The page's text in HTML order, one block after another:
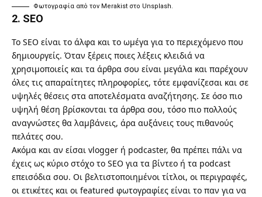
Φωτογραφία από τον Merakist στο Unsplash.
2. SEO
Το SEO είναι το άλφα και το ωμέγα για το περιεχόμενο που
δημιουργείς. Όταν ξέρεις ποιες λέξεις κλειδιά να
χρησιμοποιείς και τα άρθρα σου είναι μεγάλα και παρέχουν
όλες τις απαραίτητες πληροφορίες, τότε εμφανίζεσαι και σε
υψηλές θέσεις στα αποτελέσματα αναζήτησης. Σε όσο πιο
υψηλή θέση βρίσκονται τα άρθρα σου, τόσο πιο πολλούς
αναγνώστες θα λαμβάνεις, άρα αυξάνεις τους πιθανούς
πελάτες σου.
Ακόμα και αν είσαι vlogger ή podcaster, θα πρέπει πάλι να
έχεις ως κύριο στόχο το SEO για τα βίντεο ή τα podcast
επεισόδια σου. Οι βελτιστοποιημένοι τίτλοι, οι περιγραφές,
οι ετικέτες και οι featured φωτογραφίες είναι το παν για να